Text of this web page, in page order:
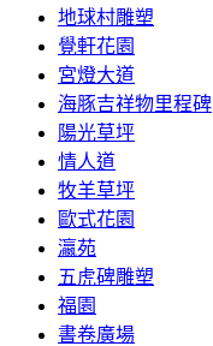
地球村雕塑
覺軒花園
宮燈大道
海豚吉祥物里程碑
陽光草坪
情人道
牧羊草坪
歐式花園
瀛苑
五虎碑雕塑
福園
書卷廣場